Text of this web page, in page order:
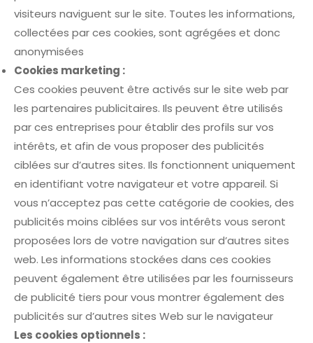
visiteurs naviguent sur le site. Toutes les informations,
collectées par ces cookies, sont agrégées et donc
anonymisées
Cookies marketing :
Ces cookies peuvent être activés sur le site web par
les partenaires publicitaires. Ils peuvent être utilisés
par ces entreprises pour établir des profils sur vos
intérêts, et afin de vous proposer des publicités
ciblées sur d’autres sites. Ils fonctionnent uniquement
en identifiant votre navigateur et votre appareil. Si
vous n’acceptez pas cette catégorie de cookies, des
publicités moins ciblées sur vos intérêts vous seront
proposées lors de votre navigation sur d’autres sites
web. Les informations stockées dans ces cookies
peuvent également être utilisées par les fournisseurs
de publicité tiers pour vous montrer également des
publicités sur d’autres sites Web sur le navigateur
Les cookies optionnels :